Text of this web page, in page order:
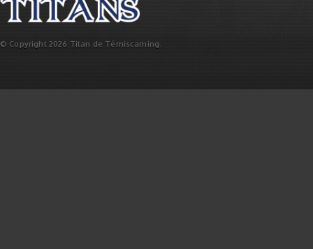
© Copyright 2026 Titan de Témiscaming.